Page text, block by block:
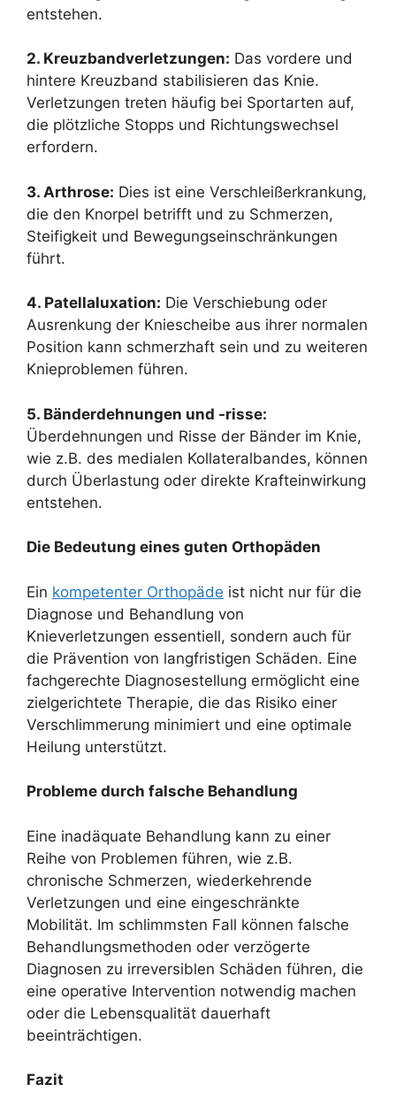
entstehen.
2. Kreuzbandverletzungen: Das vordere und
hintere Kreuzband stabilisieren das Knie.
Verletzungen treten häufig bei Sportarten auf,
die plötzliche Stopps und Richtungswechsel
erfordern.
3. Arthrose: Dies ist eine Verschleißerkrankung,
die den Knorpel betrifft und zu Schmerzen,
Steifigkeit und Bewegungseinschränkungen
führt.
4. Patellaluxation: Die Verschiebung oder
Ausrenkung der Kniescheibe aus ihrer normalen
Position kann schmerzhaft sein und zu weiteren
Knieproblemen führen.
5. Bänderdehnungen und -risse:
Überdehnungen und Risse der Bänder im Knie,
wie z.B. des medialen Kollateralbandes, können
durch Überlastung oder direkte Krafteinwirkung
entstehen.
Die Bedeutung eines guten Orthopäden
Ein kompetenter Orthopäde ist nicht nur für die
Diagnose und Behandlung von
Knieverletzungen essentiell, sondern auch für
die Prävention von langfristigen Schäden. Eine
fachgerechte Diagnosestellung ermöglicht eine
zielgerichtete Therapie, die das Risiko einer
Verschlimmerung minimiert und eine optimale
Heilung unterstützt.
Probleme durch falsche Behandlung
Eine inadäquate Behandlung kann zu einer
Reihe von Problemen führen, wie z.B.
chronische Schmerzen, wiederkehrende
Verletzungen und eine eingeschränkte
Mobilität. Im schlimmsten Fall können falsche
Behandlungsmethoden oder verzögerte
Diagnosen zu irreversiblen Schäden führen, die
eine operative Intervention notwendig machen
oder die Lebensqualität dauerhaft
beeinträchtigen.
Fazit